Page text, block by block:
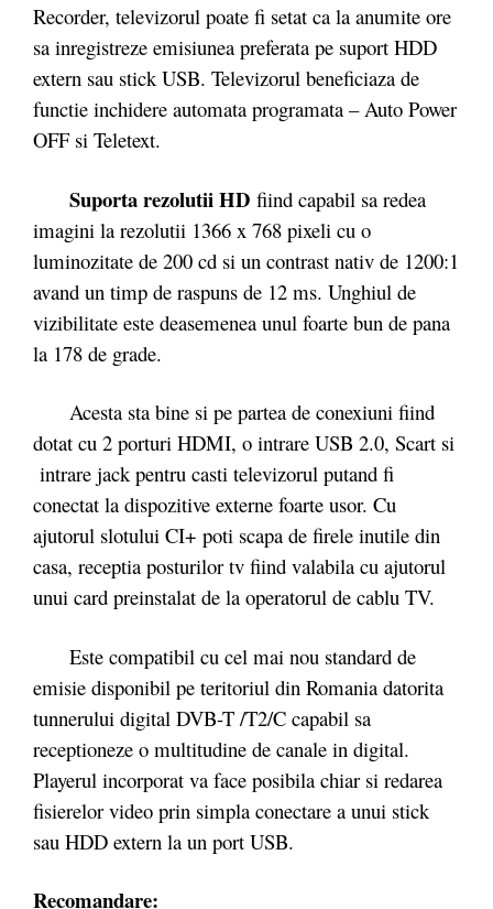
Recorder, televizorul poate fi setat ca la anumite ore
sa inregistreze emisiunea preferata pe suport HDD
extern sau stick USB. Televizorul beneficiaza de
functie inchidere automata programata – Auto Power
OFF si Teletext.
Suporta rezolutii HD fiind capabil sa redea
imagini la rezolutii 1366 x 768 pixeli cu o
luminozitate de 200 cd si un contrast nativ de 1200:1
avand un timp de raspuns de 12 ms. Unghiul de
vizibilitate este deasemenea unul foarte bun de pana
la 178 de grade.
Acesta sta bine si pe partea de conexiuni fiind
dotat cu 2 porturi HDMI, o intrare USB 2.0, Scart si
intrare jack pentru casti televizorul putand fi
conectat la dispozitive externe foarte usor. Cu
ajutorul slotului CI+ poti scapa de firele inutile din
casa, receptia posturilor tv fiind valabila cu ajutorul
unui card preinstalat de la operatorul de cablu TV.
Este compatibil cu cel mai nou standard de
emisie disponibil pe teritoriul din Romania datorita
tunnerului digital DVB-T /T2/C capabil sa
receptioneze o multitudine de canale in digital.
Playerul incorporat va face posibila chiar si redarea
fisierelor video prin simpla conectare a unui stick
sau HDD extern la un port USB.
Recomandare: